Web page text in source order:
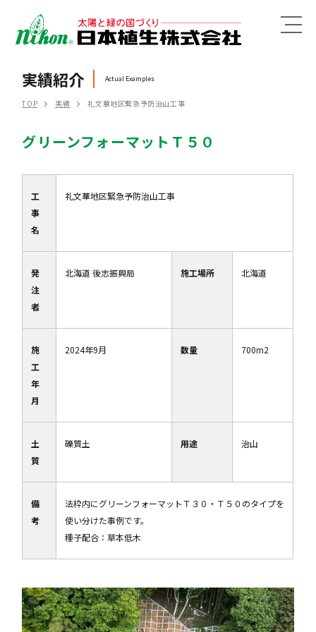
MENU
実績紹介 Actual Examples
TOP 実績 礼文華地区緊急予防治山工事
グリーンフォーマットＴ５０
工
事
名
礼文華地区緊急予防治山工事
発
注
者
北海道 後志振興局 施工場所 北海道
施
工
年
月
2024年9月 数量 700m2
土
質
礫質土 用途 治山
備
考
法枠内にグリーンフォーマットＴ３０・Ｔ５０のタイプを
使い分けた事例です。
種子配合：草本低木